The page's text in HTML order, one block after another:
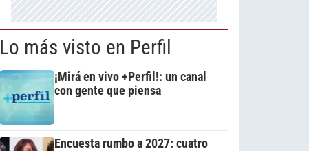
Lo más visto en Perfil
¡Mirá en vivo +Perfil!: un canal
con gente que piensa
Encuesta rumbo a 2027: cuatro